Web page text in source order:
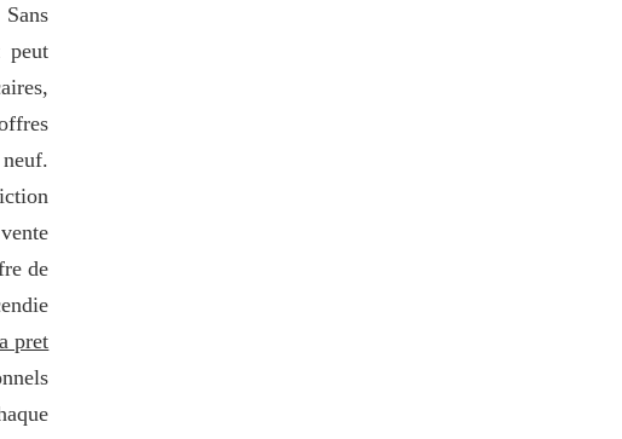
peut
de
pret